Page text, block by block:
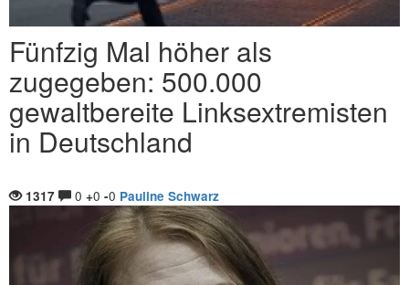
Fünfzig Mal höher als
zugegeben: 500.000
gewaltbereite Linksextremisten
in Deutschland
1317 0 +0 -0 Pauline Schwarz